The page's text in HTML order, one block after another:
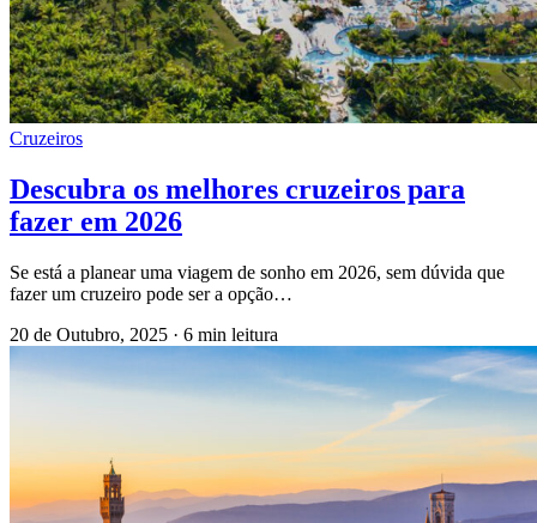
Cruzeiros
Descubra os melhores cruzeiros para
fazer em 2026
Se está a planear uma viagem de sonho em 2026, sem dúvida que
fazer um cruzeiro pode ser a opção…
20 de Outubro, 2025 · 6 min leitura